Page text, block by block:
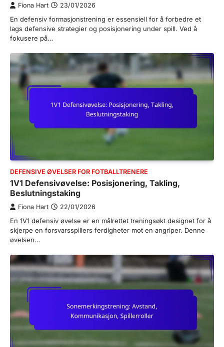
Fiona Hart 23/01/2026
En defensiv formasjonstrening er essensiell for å forbedre et
lags defensive strategier og posisjonering under spill. Ved å
fokusere på…
DEFENSIVE ØVELSER FOR FOTBALLTRENERE
1V1 Defensivøvelse: Posisjonering, Takling,
Beslutningstaking
Fiona Hart 22/01/2026
En 1V1 defensiv øvelse er en målrettet treningsøkt designet for å
skjerpe en forsvarsspillers ferdigheter mot en angriper. Denne
øvelsen…